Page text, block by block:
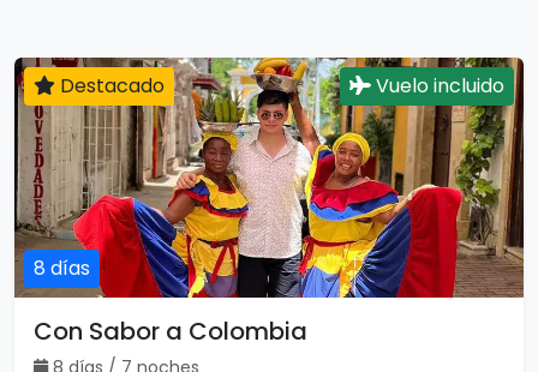
8 días
Destacado Vuelo incluido
Con Sabor a Colombia
8 días / 7 noches